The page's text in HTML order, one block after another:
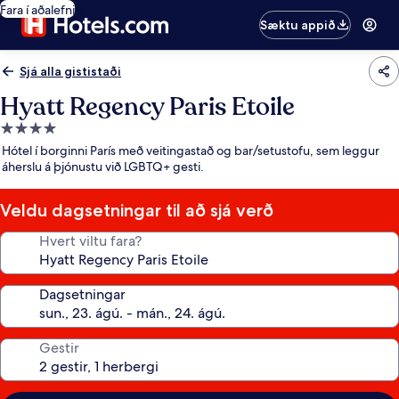
Fara í aðalefni
Sæktu appið
Sjá alla gististaði
Hyatt Regency Paris Etoile
4.0
stjörnu
gististaður
Hótel í borginni París með veitingastað og bar/setustofu, sem leggur
áherslu á þjónustu við LGBTQ+ gesti.
Veldu dagsetningar til að sjá verð
Hvert viltu fara?
Dagsetningar
Gestir